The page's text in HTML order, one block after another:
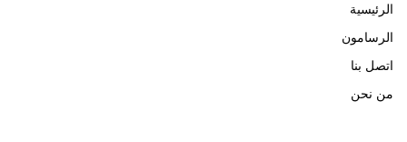
الرئيسية
الرسامون
اتصل بنا
من نحن